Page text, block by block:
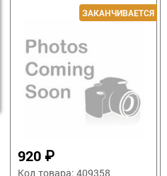
920 ₽
Код товара: 409358